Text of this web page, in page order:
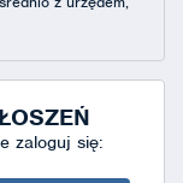
zaloguj się: